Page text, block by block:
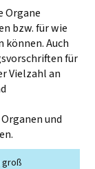
Organe
bzw. für wie
Auch
für
Vielzahl an
und